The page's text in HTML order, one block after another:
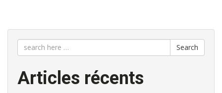
Search
Articles récents